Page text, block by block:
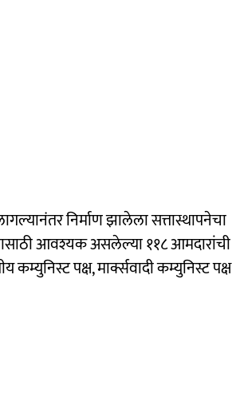
निर्माण झालेला सत्तास्थापनेचा
आवश्यक असलेल्या ११८ आमदारांची
पक्ष, मार्क्सवादी कम्युनिस्ट पक्ष